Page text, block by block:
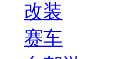
改装
赛车